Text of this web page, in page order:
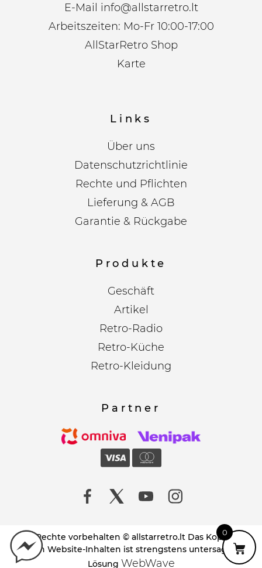
E-Mail info@allstarretro.lt
Arbeitszeiten: Mo-Fr 10:00-17:00
AllStarRetro Shop
Karte
Links
Über uns
Datenschutzrichtlinie
Rechte und Pflichten
Lieferung & AGB
Garantie & Rückgabe
Produkte
Geschäft
Artikel
Retro-Radio
Retro-Küche
Retro-Kleidung
Partner
Alle Rechte vorbehalten © allstarretro.lt Das Kopieren
von Website-Inhalten ist strengstens untersagt!
Lösung WebWave
0